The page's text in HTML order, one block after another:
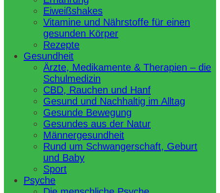
Eiweißshakes
Vitamine und Nährstoffe für einen
gesunden Körper
Rezepte
Gesundheit
Ärzte, Medikamente & Therapien – die
Schulmedizin
CBD, Rauchen und Hanf
Gesund und Nachhaltig im Alltag
Gesunde Bewegung
Gesundes aus der Natur
Männergesundheit
Rund um Schwangerschaft, Geburt
und Baby
Sport
Psyche